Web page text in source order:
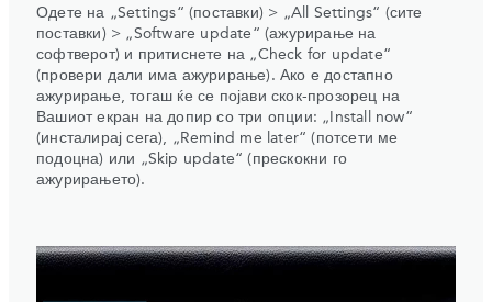
Одете на „Settings“ (поставки) > „All Settings“ (сите
поставки) > „Software update“ (ажурирање на
софтверот) и притиснете на „Check for update“
(провери дали има ажурирање). Ако е достапно
ажурирање, тогаш ќе се појави скок-прозорец на
Вашиот екран на допир со три опции: „Install now“
(инсталирај сега), „Remind me later“ (потсети ме
подоцна) или „Skip update“ (прескокни го
ажурирањето).